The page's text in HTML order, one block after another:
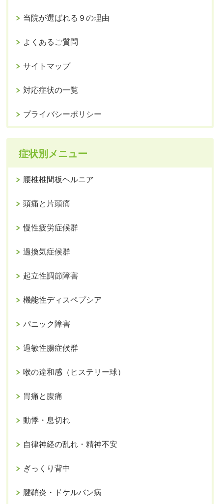
当院が選ばれる９の理由
よくあるご質問
サイトマップ
対応症状の一覧
プライバシーポリシー
症状別メニュー
腰椎椎間板ヘルニア
頭痛と片頭痛
慢性疲労症候群
過換気症候群
起立性調節障害
機能性ディスペプシア
パニック障害
過敏性腸症候群
喉の違和感（ヒステリー球）
胃痛と腹痛
動悸・息切れ
自律神経の乱れ・精神不安
ぎっくり背中
腱鞘炎・ドケルバン病